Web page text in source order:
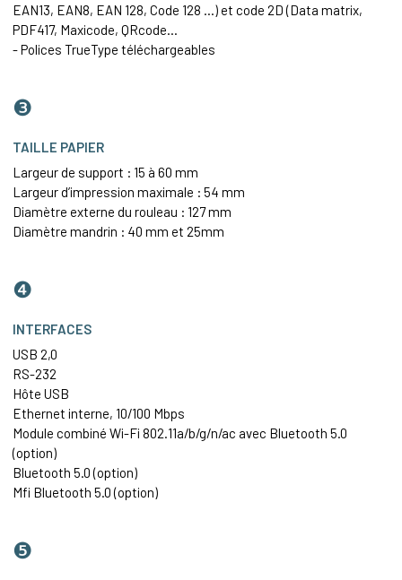
EAN13, EAN8, EAN 128, Code 128 ...) et code 2D (Data matrix,
PDF417, Maxicode, QRcode...
- Polices TrueType téléchargeables
❸
TAILLE PAPIER
Largeur de support : 15 à 60 mm
Largeur d’impression maximale : 54 mm
Diamètre externe du rouleau : 127 mm
Diamètre mandrin : 40 mm et 25mm
❹
INTERFACES
USB 2,0
RS-232
Hôte USB
Ethernet interne, 10/100 Mbps
Module combiné Wi-Fi 802.11a/b/g/n/ac avec Bluetooth 5.0
(option)
Bluetooth 5.0 (option)
Mfi Bluetooth 5.0 (option)
❺